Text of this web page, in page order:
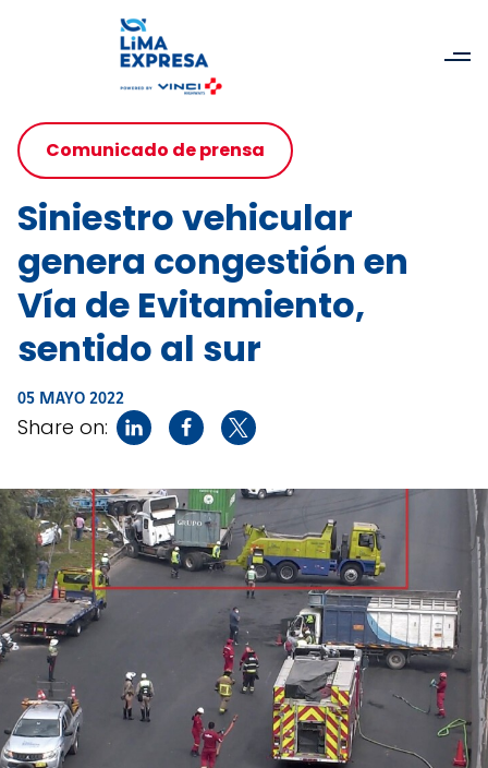
Comunicado de prensa
Siniestro vehicular
genera congestión en
Vía de Evitamiento,
sentido al sur
05 MAYO 2022
Share on: